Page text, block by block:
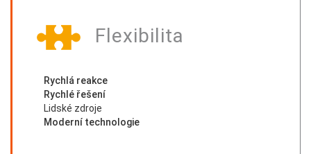
Flexibilita
Rychlá reakce
Rychlé řešení
Lidské zdroje
Moderní technologie